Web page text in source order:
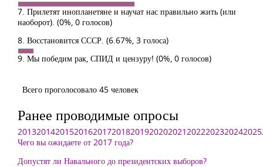
7. Прилетят инопланетяне и научат нас правильно жить (или
наоборот). (0%, 0 голосов)
8. Восстановится СССР. (6.67%, 3 голоса)
9. Мы победим рак, СПИД и цензуру! (0%, 0 голосов)
Всего проголосовало 45 человек
Ранее проводимые опросы
2013201420152016201720182019202020212022202320242025
Чего вы ожидаете от 2017 года?
Допустят ли Навального до президентских выборов?